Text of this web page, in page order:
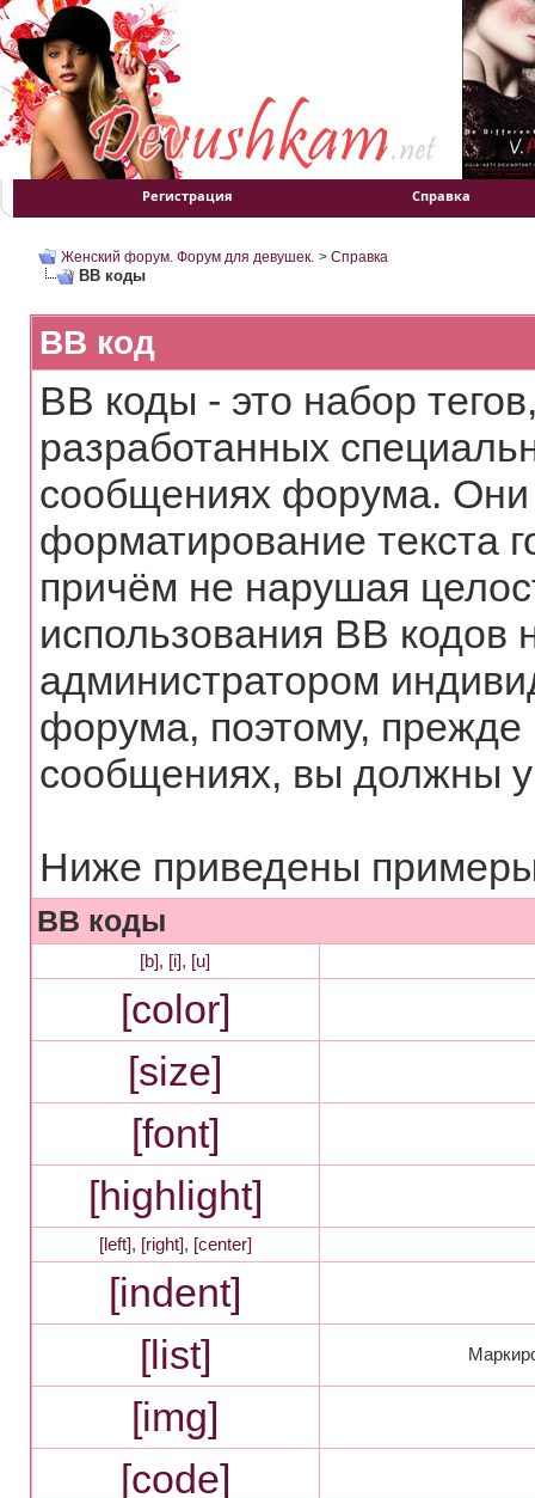
Регистрация Справка
Женский форум. Форум для девушек. > Справка
BB коды
BB код
BB коды - это набор
разработанных
сообщениях форума. Они
форматирование текста
причём не нарушая
использования BB кодов
администратором
форума, поэтому, прежде
сообщениях, вы должны
Ниже приведены
BB коды
[b], [i], [u]
[color]
[size]
[font]
[highlight]
[left], [right], [center]
[indent]
[list]
[img]
[code]